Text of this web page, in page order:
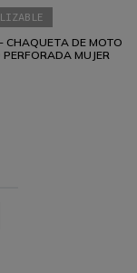
CHAQUETA DE MOTO
PERFORADA MUJER